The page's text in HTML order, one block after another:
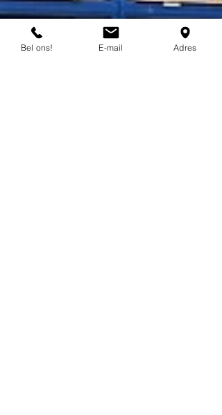
Bel ons! E-mail Adres